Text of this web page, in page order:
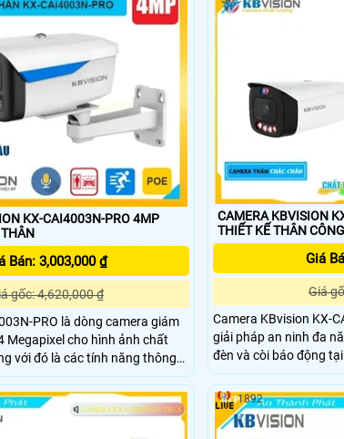
KX-CAI4003N-PRO 4MP
Bán: 3,003,000 ₫
gốc: 4,620,000 ₫
PRO là dòng camera giám
Megapixel cho hình ảnh chất
với đó là các tính năng thông
hàng rào ảo, xâm nhập và
(SMD Plus), cùng khả năng tìm
minh giúp nâng cao hiệu quả
CAMERA KBVISION
THIẾT KẾ THÂN
Giá
Giá
Camera KBvision KX-
giải pháp an ninh đa
đèn và còi báo động
linh hoạt trong lắp đặt. Công nghệ nổi bật của
camera bao gồm đèn
sáng kép tạo ra hình
đêm thiếu sáng mà
1892